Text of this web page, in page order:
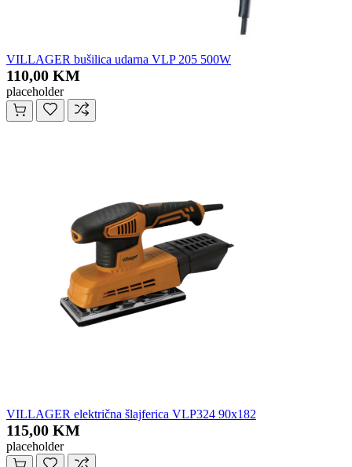
VILLAGER bušilica udarna VLP 205 500W
110,00 KM
placeholder
VILLAGER električna šlajferica VLP324 90x182
115,00 KM
placeholder